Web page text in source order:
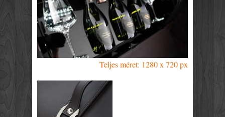
Teljes méret: 1280 x 720 px